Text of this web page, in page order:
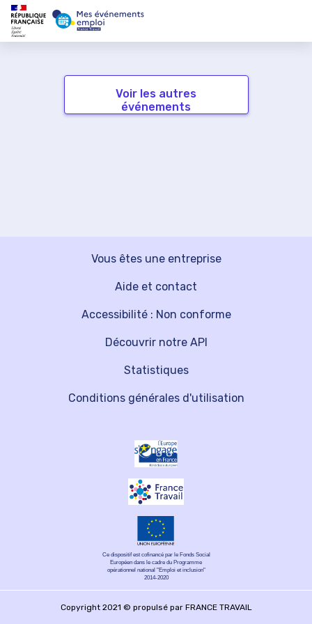
Voir les autres
événements
Vous êtes une entreprise
Découvrir notre API
Aide et contact
Statistiques
Accessibilité : Non conforme
Conditions générales d'utilisation
Ce dispositif est cofinancé par le Fonds Social
Européen dans le cadre du Programme
opérationnel national "Emploi et inclusion"
2014-2020
Copyright 2021 © propulsé par FRANCE TRAVAIL